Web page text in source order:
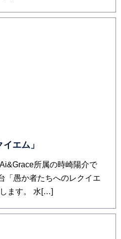
エム」
所属の時崎陽介で
「愚か者たちへのレクイエ
ます。 水[…]